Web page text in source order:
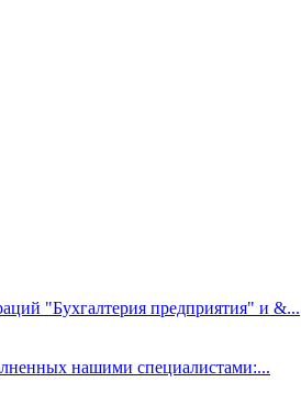
"Бухгалтерия предприятия" и &...
нашими специалистами:...